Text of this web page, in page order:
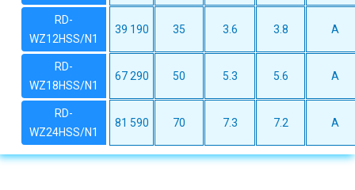
RD-
WZ12HSS/N1
39 190 35 3.6 3.8 A
RD-
WZ18HSS/N1
67 290 50 5.3 5.6 A
RD-
WZ24HSS/N1
81 590 70 7.3 7.2 A